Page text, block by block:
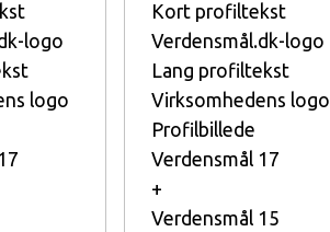
logo
logo
Kort profiltekst
Verdensmål.dk-logo
Lang profiltekst
Virksomhedens logo
Profilbillede
Verdensmål 17
+
Verdensmål 15